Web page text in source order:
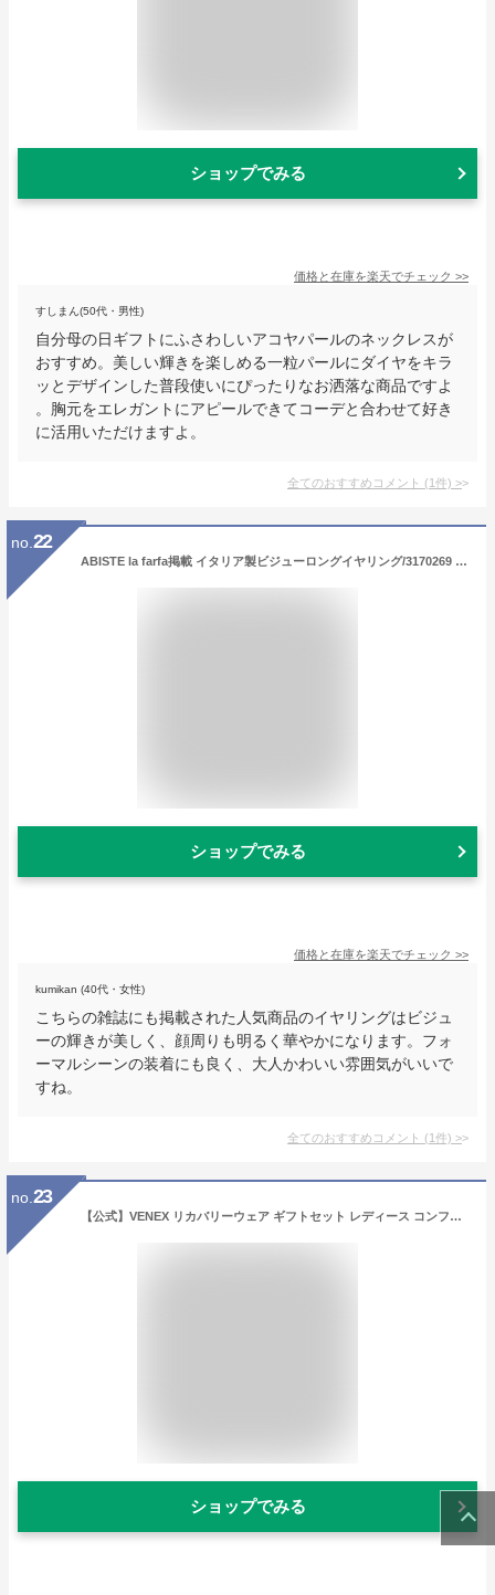
ショップでみる
価格と在庫を楽天でチェック >>
すしまん(50代・男性)
自分母の日ギフトにふさわしいアコヤパールのネックレスが
おすすめ。美しい輝きを楽しめる一粒パールにダイヤをキラ
ッとデザインした普段使いにぴったりなお洒落な商品ですよ
。胸元をエレガントにアピールできてコーデと合わせて好き
に活用いただけますよ。
全てのおすすめコメント (1件) >
no. 22
ABISTE la farfa掲載 イタリア製ビジューロングイヤリング/3170269 雑誌 大人 おしゃれ 腕時計 ギフト ブランド アビステ ご褒美買い
ショップでみる
価格と在庫を楽天でチェック >>
kumikan (40代・女性)
こちらの雑誌にも掲載された人気商品のイヤリングはビジュ
ーの輝きが美しく、顔周りも明るく華やかになります。フォ
ーマルシーンの装着にも良く、大人かわいい雰囲気がいいで
すね。
全てのおすすめコメント (1件) >
no. 23
【公式】VENEX リカバリーウェア ギフトセット レディース コンフォートクール 半袖 ガウチョパンツ 上下セット リラクシングウェア 夏 通気性 ルームウエア 部屋着 パジャマ 夏用 セット 快眠 疲労 ベネックス
ショップでみる